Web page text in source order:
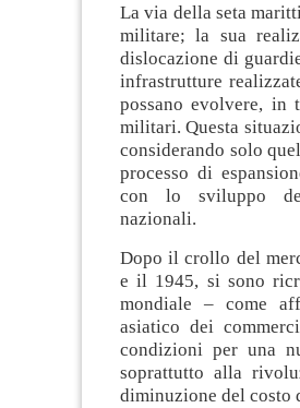
La via della seta
militare; la sua
dislocazione di
infrastrutture
possano evolvere,
militari. Questa
considerando solo
processo di
con lo sviluppo
nazionali.
Dopo il crollo del
e il 1945, si sono
mondiale – come
asiatico dei
condizioni per una
soprattutto alla
diminuzione del costo